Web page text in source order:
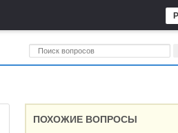
ПОХОЖИЕ ВОПРОСЫ